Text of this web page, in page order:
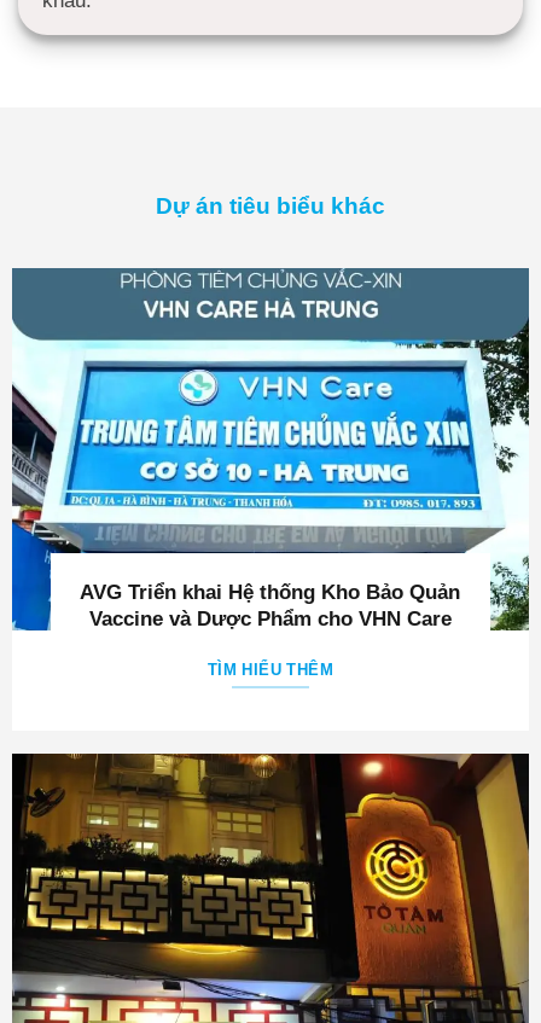
Dự án tiêu biểu khác
AVG Triển khai Hệ thống Kho Bảo Quản
Vaccine và Dược Phẩm cho VHN Care
TÌM HIỂU THÊM
AVG Triển khai Hệ Thống Kho Trữ Đông
& Sấy Lạnh Thực Phẩm Chay Tố Tâm
TÌM HIỂU THÊM